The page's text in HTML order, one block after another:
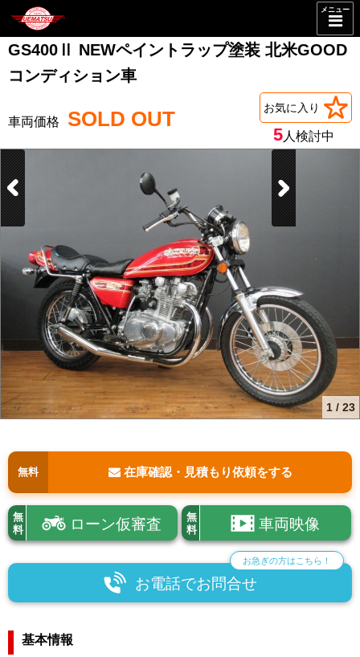
メニュー
GS400Ⅱ NEWペイントラップ塗装 北米GOOD
コンディション車
SOLD OUT お気に入り
5人検討中
1 / 23
無料 在庫確認・見積もり依頼をする
無
料
ローン仮審査
無
料
車両映像
お電話でお問合せ
お急ぎの方はこちら！
基本情報